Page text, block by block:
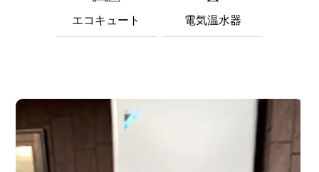
エコキュート 電気温水器